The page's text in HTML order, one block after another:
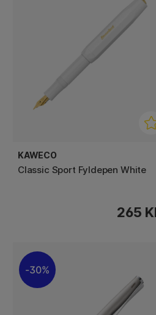
KAWECO
Classic Sport Fyldepen White
265
30%